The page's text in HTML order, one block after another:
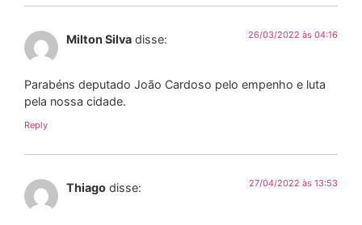
Milton Silva disse: 26/03/2022 às 04:16
Parabéns deputado João Cardoso pelo empenho e luta
pela nossa cidade.
Reply
Thiago disse: 27/04/2022 às 13:53